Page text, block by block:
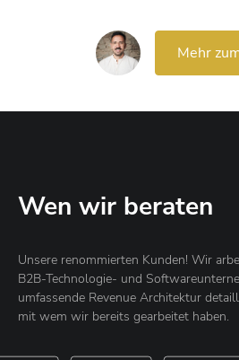
Mehr
Wen wir beraten
Unsere renommierten Kunden! Wir
B2B-Technologie- und
umfassende Revenue Architektur
mit wem wir bereits gearbeitet haben.